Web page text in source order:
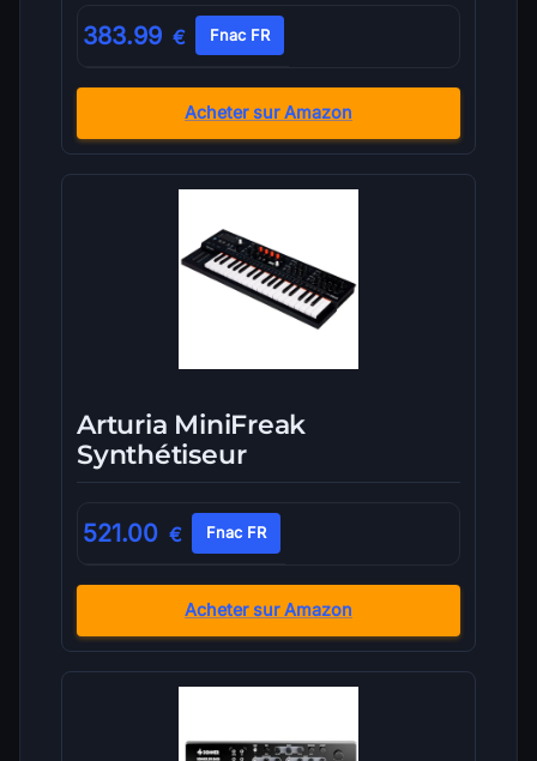
383.99 € Fnac FR
Acheter sur Amazon
Arturia MiniFreak
Synthétiseur
521.00 € Fnac FR
Acheter sur Amazon